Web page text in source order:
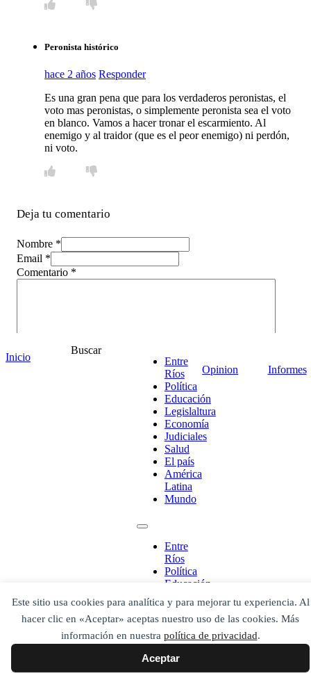
Este sitio usa cookies para analítica y para mejorar tu experiencia. Al
hacer clic en «Aceptar» aceptas nuestro uso de las cookies. Más
información en nuestra política de privacidad.
Aceptar
Peronista histórico
hace 2 años Responder
Es una gran pena que para los verdaderos peronistas, el
voto mas peronistas, o simplemente peronista sea el voto
en blanco. Vamos a hacer tronar el escarmiento. Al
enemigo y al traidor (que es el peor enemigo) ni perdón,
ni voto.
Deja tu comentario
Nombre *
Email *
Comentario *
Inicio
Buscar
Entre
Ríos
Política
Educación
Legislaltura
Economía
Judiciales
Salud
El país
América
Latina
Mundo
Entre
Ríos
Política
Educación
Legislaltura
Economía
Judiciales
Salud
El país
América
Opinion Informes
¡Ponete en contacto!
Buscar